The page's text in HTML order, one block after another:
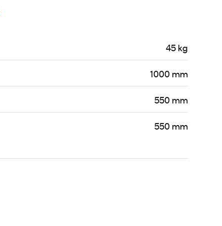
45 kg
1000 mm
550 mm
550 mm